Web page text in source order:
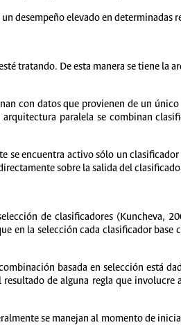
desempeño elevado en determinadas
tratando. De esta manera se tiene la
con datos que provienen de un
paralela se combinan
encuentra activo sólo un
sobre la salida del
de clasificadores (Kuncheva,
en la selección cada clasificador base
basada en selección está
de alguna regla que
se manejan al momento de